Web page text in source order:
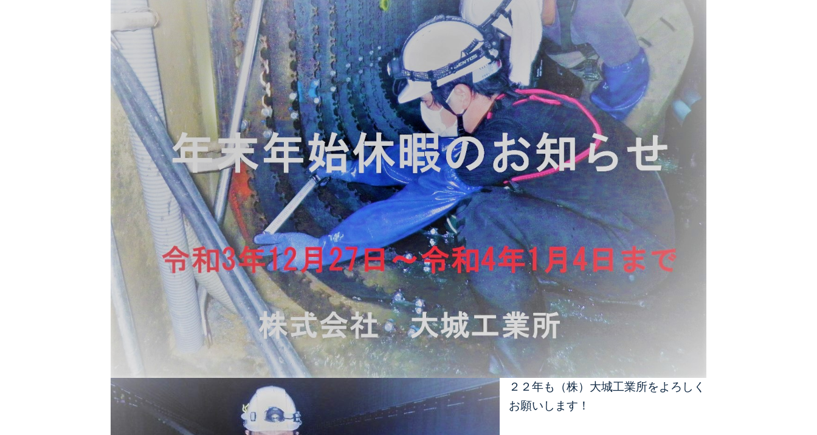
２２年も（株）大城工業所をよろしく
お願いします！